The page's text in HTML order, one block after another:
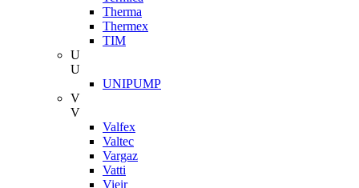
Therma
Thermex
TIM
U
U
UNIPUMP
V
V
Valfex
Valtec
Vargaz
Vatti
Vieir